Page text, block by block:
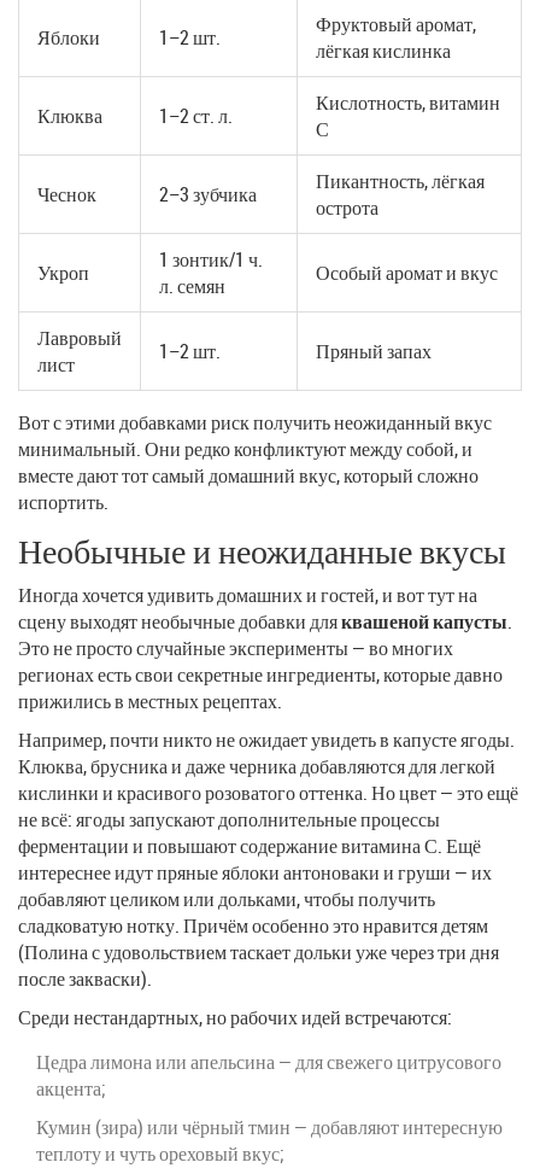
Яблоки 1–2 шт.
Фруктовый аромат,
лёгкая кислинка
Клюква 1–2 ст. л.
Кислотность, витамин
С
Чеснок 2–3 зубчика
Пикантность, лёгкая
острота
Укроп
1 зонтик/1 ч.
л. семян
Особый аромат и вкус
Лавровый
лист
1–2 шт. Пряный запах
Вот с этими добавками риск получить неожиданный вкус
минимальный. Они редко конфликтуют между собой, и
вместе дают тот самый домашний вкус, который сложно
испортить.
Необычные и неожиданные вкусы
Иногда хочется удивить домашних и гостей, и вот тут на
сцену выходят необычные добавки дляквашеной капусты.
Это не просто случайные эксперименты — во многих
регионах есть свои секретные ингредиенты, которые давно
прижились в местных рецептах.
Например, почти никто не ожидает увидеть в капусте ягоды.
Клюква, брусника и даже черника добавляются для легкой
кислинки и красивого розоватого оттенка. Но цвет — это ещё
не всё: ягоды запускают дополнительные процессы
ферментации и повышают содержание витамина С. Ещё
интереснее идут пряные яблоки антоноваки и груши — их
добавляют целиком или дольками, чтобы получить
сладковатую нотку. Причём особенно это нравится детям
(Полина с удовольствием таскает дольки уже через три дня
после закваски).
Среди нестандартных, но рабочих идей встречаются:
Цедра лимона или апельсина — для свежего цитрусового
акцента;
Кумин (зира) или чёрный тмин — добавляют интересную
теплоту и чуть ореховый вкус;